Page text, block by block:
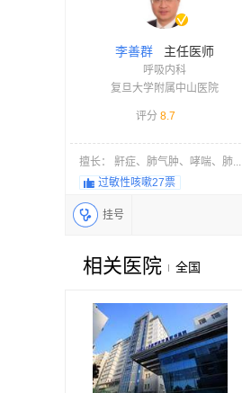
李善群 主任医师
呼吸内科
复旦大学附属中山医院
评分 8.7
擅长： 鼾症、肺气肿、哮喘、肺...
过敏性咳嗽27票
挂号
相关医院 全国